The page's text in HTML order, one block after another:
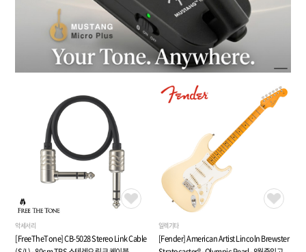
악세서리
[FreeTheTone] CB-5028 Stereo Link Cable
일렉기타
[Fender] American Artist Lincoln Brewster